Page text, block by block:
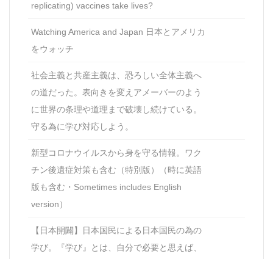
replicating) vaccines take lives?
Watching America and Japan 日本とアメリカ
をウォッチ
社会主義と共産主義は、恐ろしい全体主義へ
の道だった。表向きを変えアメーバーのよう
に世界の条理や道理まで破壊し続けている。
守る為に学び対応しよう。
新型コロナウイルスから身を守る情報。ワク
チン後遺症対策も含む（特別版）（時に英語
版も含む・Sometimes includes English
version）
【日本開闢】日本国民による日本国民の為の
学び。『学び』とは、自分で必要と思えば、